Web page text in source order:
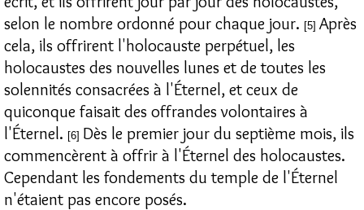
selon le nombre ordonné pour chaque jour. [5] Après
cela, ils offrirent l'holocauste perpétuel, les
holocaustes des nouvelles lunes et de toutes les
solennités consacrées à l'Éternel, et ceux de
quiconque faisait des offrandes volontaires à
l'Éternel. [6] Dès le premier jour du septième mois, ils
commencèrent à offrir à l'Éternel des holocaustes.
Cependant les fondements du temple de l'Éternel
n'étaient pas encore posés.